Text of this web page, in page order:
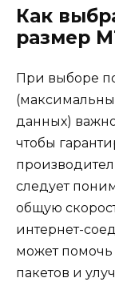
Как
размер
При выборе
данных)
чтобы
следует
общую
интернет-
может
пакетов и